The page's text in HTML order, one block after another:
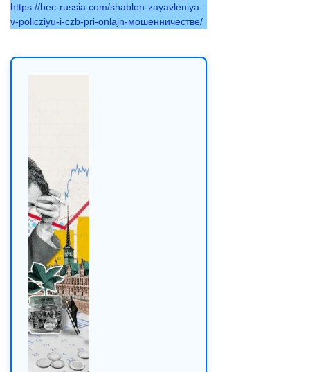
https://bec-russia.com/shablon-zayavleniya-
v-policziyu-i-czb-pri-onlajn-мошенничестве/